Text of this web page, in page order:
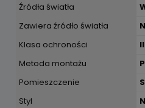
Źródła światła
Zawiera źródło światła
Klasa ochroności
II
Metoda montażu
Pomieszczenie
Styl